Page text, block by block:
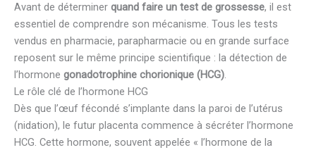
Avant de déterminer quand faire un test de grossesse, il est
essentiel de comprendre son mécanisme. Tous les tests
vendus en pharmacie, parapharmacie ou en grande surface
reposent sur le même principe scientifique : la détection de
l’hormone gonadotrophine chorionique (HCG).
Le rôle clé de l’hormone HCG
Dès que l’œuf fécondé s’implante dans la paroi de l’utérus
(nidation), le futur placenta commence à sécréter l’hormone
HCG. Cette hormone, souvent appelée « l’hormone de la